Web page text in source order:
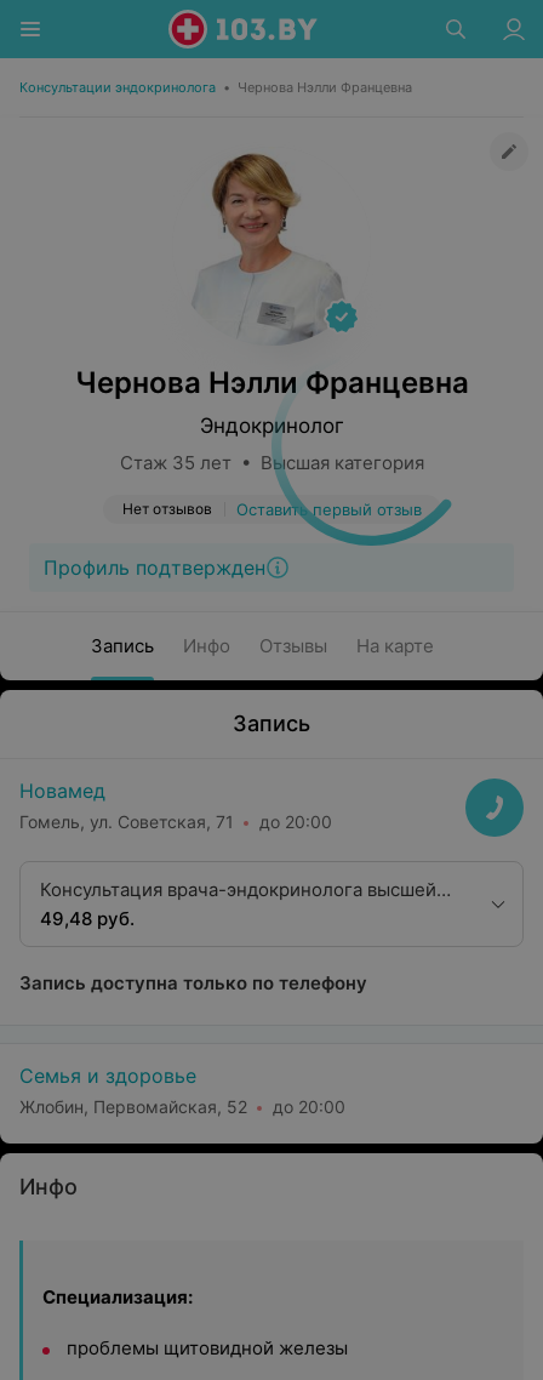
Консультации эндокринолога • Чернова Нэлли Францевна
Чернова Нэлли Францевна
Эндокринолог
Стаж 35 лет • Высшая категория
Нет отзывов Оставить первый отзыв
Профиль подтвержден
Запись Инфо Отзывы На карте
Запись
Новамед
Гомель, ул. Советская, 71 до 20:00
Консультация врача-эндокринолога высшей
квалификационной категории
49,48 руб.
Запись доступна только по телефону
Семья и здоровье
Жлобин, Первомайская, 52 до 20:00
Инфо
Специализация:
проблемы щитовидной железы